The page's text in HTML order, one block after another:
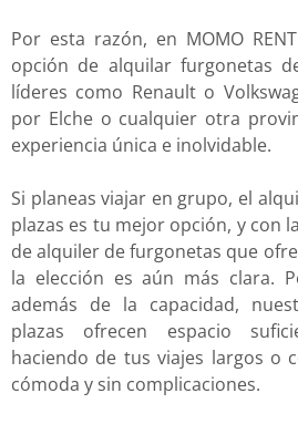
Por esta razón, en MOMO
opción de alquilar furgonetas
líderes como Renault o
por Elche o cualquier otra
experiencia única e inolvidable.
Si planeas viajar en grupo, el
plazas es tu mejor opción, y con
de alquiler de furgonetas que
la elección es aún más clara.
además de la capacidad,
plazas ofrecen espacio
haciendo de tus viajes largos o
cómoda y sin complicaciones.